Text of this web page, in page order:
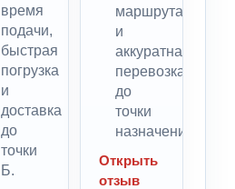
время
подачи,
быстрая
погрузка
и
доставка
до
точки
Б.
маршрута
и
аккуратная
перевозка
до
точки
назначения.
Открыть
отзыв